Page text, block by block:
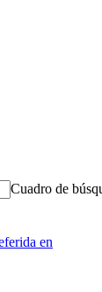
Cuadro de
en